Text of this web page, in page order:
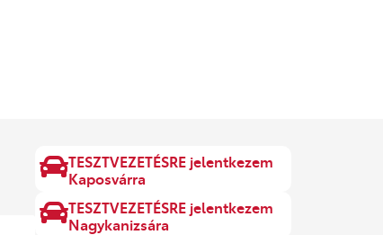
TESZTVEZETÉSRE jelentkezem
Kaposvárra
TESZTVEZETÉSRE jelentkezem
Nagykanizsára